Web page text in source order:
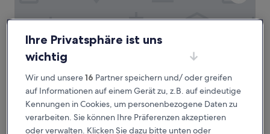
Cenar Konak Butik Hotel
Cenar Konak Butik Hotel
Ihre Privatsphäre ist uns
wichtig
Wir und unsere16 Partner speichern und/ oder greifen
auf Informationen auf einem Gerät zu, z.B. auf eindeutige
Kennungen in Cookies, um personenbezogene Daten zu
verarbeiten. Sie können Ihre Präferenzen akzeptieren
oder verwalten. Klicken Sie dazu bitte unten oder